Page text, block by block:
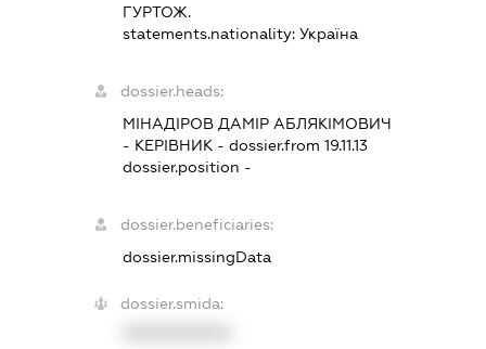
ГУРТОЖ.
statements.nationality: Україна
dossier.heads:
МІНАДІРОВ ДАМІР АБЛЯКІМОВИЧ
- КЕРІВНИК - dossier.from 19.11.13
dossier.position -
dossier.beneficiaries:
dossier.missingData
dossier.smida: